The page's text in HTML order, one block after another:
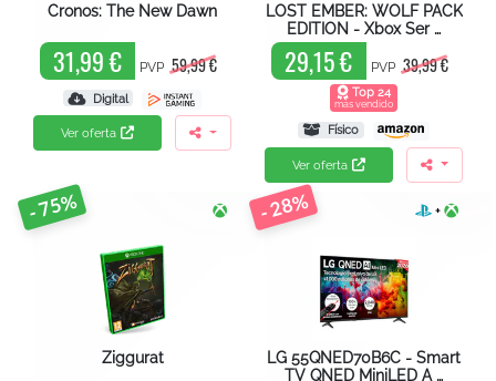
Cronos: The New Dawn
31,99 € PVP 59,99 €
Digital
Ver oferta
LOST EMBER: WOLF PACK
EDITION - Xbox Ser …
29,15 € PVP 39,99 €
Top 24
más vendido
Físico
Ver oferta
- 75%
Ziggurat
- 28% +
LG 55QNED70B6C - Smart
TV QNED MiniLED A …